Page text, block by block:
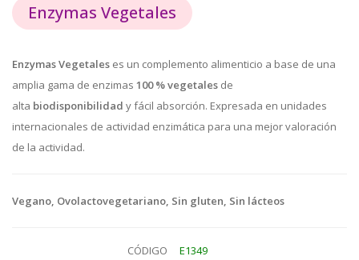
Enzymas Vegetales
Enzymas Vegetales es un complemento alimenticio a base de una
amplia gama de enzimas 100 % vegetales de
alta biodisponibilidad y fácil absorción. Expresada en unidades
internacionales de actividad enzimática para una mejor valoración
de la actividad.
Vegano, Ovolactovegetariano, Sin gluten, Sin lácteos
CÓDIGO
E1349